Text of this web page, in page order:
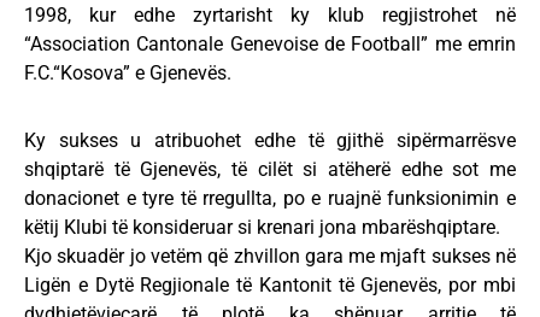
1998, kur edhe zyrtarisht ky klub regjistrohet në
“Association Cantonale Genevoise de Football” me emrin
F.C.“Kosova” e Gjenevës.
Ky sukses u atribuohet edhe të gjithë sipërmarrësve
shqiptarë të Gjenevës, të cilët si atëherë edhe sot me
donacionet e tyre të rregullta, po e ruajnë funksionimin e
këtij Klubi të konsideruar si krenari jona mbarëshqiptare.
Kjo skuadër jo vetëm që zhvillon gara me mjaft sukses në
Ligën e Dytë Regjionale të Kantonit të Gjenevës, por mbi